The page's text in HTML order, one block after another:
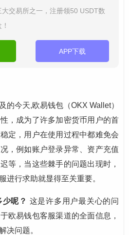
大交易所之一，注册领50 USDT数
APP下载
的今天,欧易钱包（OKX Wallet）
，成为了许多加密货币用户的首
定，用户在使用过程中都难免会
，例如账户登录异常、资产充值
等，当这些棘手的问题出现时，
进行求助就显得至关重要。
呢？ 这是许多用户最关心的问
欧易钱包客服渠道的全面信息，
决问题。